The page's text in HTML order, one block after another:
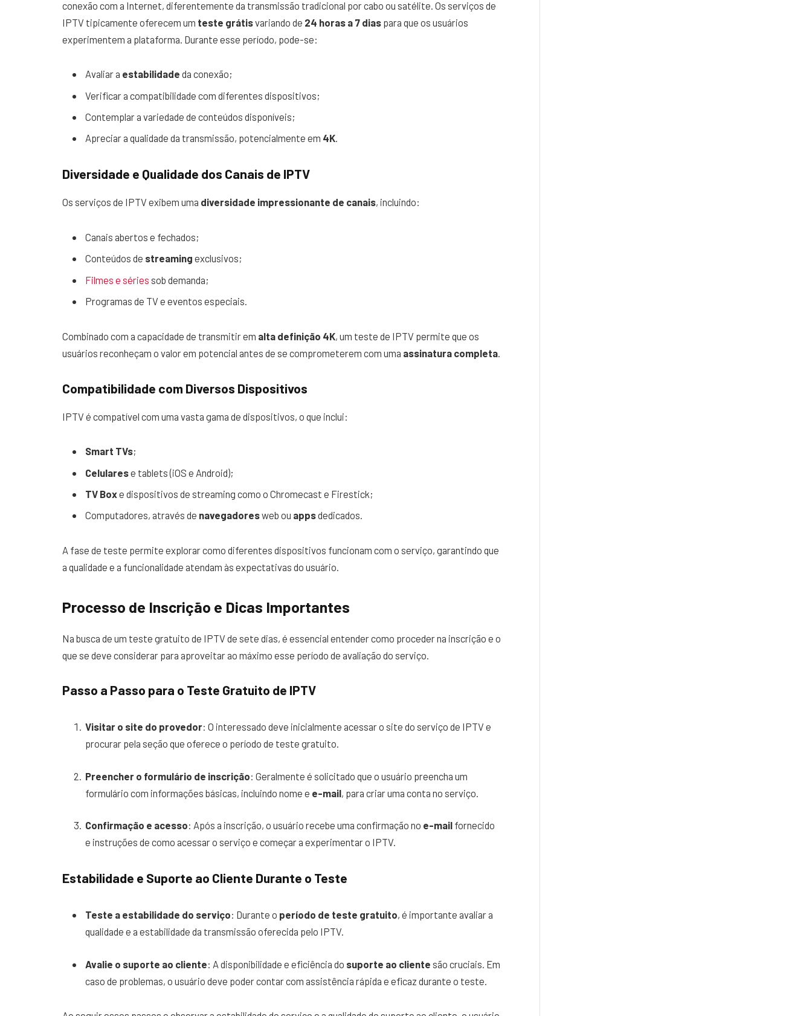
conexão com a Internet, diferentemente da transmissão tradicional por cabo ou satélite. Os serviços de
IPTV tipicamente oferecem um teste grátisvariando de 24 horas a 7 dias para que os usuários
experimentem a plataforma. Durante esse período, pode-se:
Avaliar a estabilidade da conexão;
Verificar a compatibilidade com diferentes dispositivos;
Contemplar a variedade de conteúdos disponíveis;
Apreciar a qualidade da transmissão, potencialmente em 4K.
Diversidade e Qualidade dos Canais de IPTV
Os serviços de IPTV exibem uma diversidade impressionante de canais, incluindo:
Canais abertos e fechados;
Conteúdos de streaming exclusivos;
Filmes e séries sob demanda;
Programas de TV e eventos especiais.
Combinado com a capacidade de transmitir em alta definição 4K, um teste de IPTV permite que os
usuários reconheçam o valor em potencial antes de se comprometerem com uma assinatura completa
Compatibilidade com Diversos Dispositivos
IPTV é compatível com uma vasta gama de dispositivos, o que inclui:
Smart TVs;
Celularese tablets (iOS e Android);
TV Boxe dispositivos de streaming como o Chromecast e Firestick;
Computadores, através de navegadoresweb ou appsdedicados.
A fase de teste permite explorar como diferentes dispositivos funcionam com o serviço, garantindo que
a qualidade e a funcionalidade atendam às expectativas do usuário.
Processo de Inscrição e Dicas Importantes
Na busca de um teste gratuito de IPTV de sete dias, é essencial entender como proceder na inscrição e o
que se deve considerar para aproveitar ao máximo esse período de avaliação do serviço.
Passo a Passo para o Teste Gratuito de IPTV
Visitar o site do provedor: O interessado deve inicialmente acessar o site do serviço de IPTV e
procurar pela seção que oferece o período de teste gratuito.
Preencher o formulário de inscrição: Geralmente é solicitado que o usuário preencha um
formulário com informações básicas, incluindo nome e e-mail, para criar uma conta no serviço.
Confirmação e acesso: Após a inscrição, o usuário recebe uma confirmação no e-mail fornecido
e instruções de como acessar o serviço e começar a experimentar o IPTV.
Estabilidade e Suporte ao Cliente Durante o Teste
Teste a estabilidade do serviço: Durante o período de teste gratuito, é importante avaliar a
qualidade e a estabilidade da transmissão oferecida pelo IPTV.
Avalie o suporte ao cliente: A disponibilidade e eficiência do suporte ao cliente são cruciais. Em
caso de problemas, o usuário deve poder contar com assistência rápida e eficaz durante o teste.